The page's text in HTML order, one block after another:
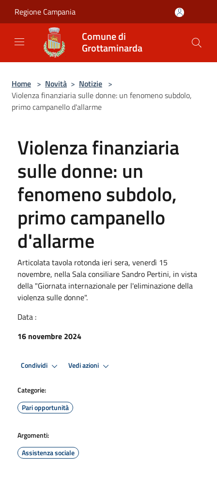
Regione Campania
Comune di
Grottaminarda
Home > Novità > Notizie >
Violenza finanziaria sulle donne: un fenomeno subdolo,
primo campanello d'allarme
Violenza finanziaria
sulle donne: un
fenomeno subdolo,
primo campanello
d'allarme
Articolata tavola rotonda ieri sera, venerdì 15
novembre, nella Sala consiliare Sandro Pertini, in vista
della "Giornata internazionale per l'eliminazione della
violenza sulle donne".
Data :
16 novembre 2024
Condividi Vedi azioni
Categorie:
Pari opportunità
Argomenti:
Assistenza sociale